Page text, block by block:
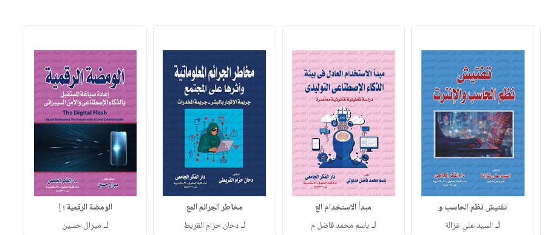
تفتيش نظم الحاسب و
لـ السيد علي غزالة
مبدأ الاستخدام الع
لـ باسم محمد فاضل م
مخاطر الجرائم المع
لـدحان حزام القريط
الومضة الرقمية ؛ إ
لـ ميرال حسين